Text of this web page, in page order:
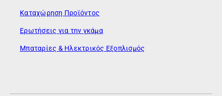
Καταχώρηση Προϊόντος
Ερωτήσεις για την γκάμα
Μπαταρίες & Ηλεκτρικός Εξοπλισμός